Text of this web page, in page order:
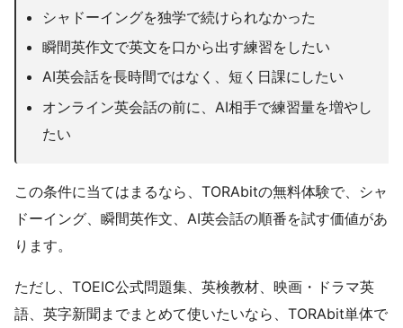
シャドーイングを独学で続けられなかった
瞬間英作文で英文を口から出す練習をしたい
AI英会話を長時間ではなく、短く日課にしたい
オンライン英会話の前に、AI相手で練習量を増やし
たい
この条件に当てはまるなら、TORAbitの無料体験で、シャ
ドーイング、瞬間英作文、AI英会話の順番を試す価値があ
ります。
ただし、TOEIC公式問題集、英検教材、映画・ドラマ英
語、英字新聞までまとめて使いたいなら、TORAbit単体で